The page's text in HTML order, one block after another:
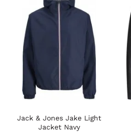
Jack & Jones Jake Light
Jacket Navy